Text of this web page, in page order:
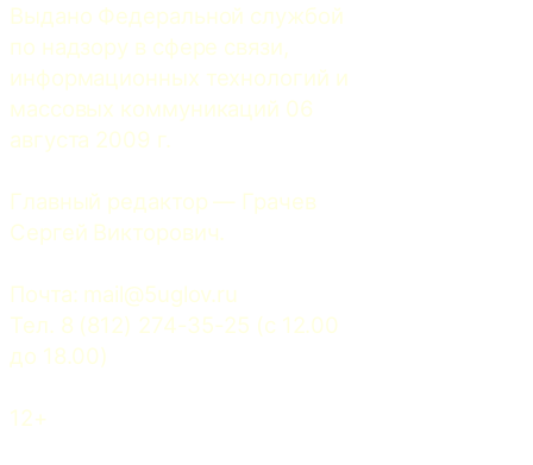
Выдано Федеральной службой
по надзору в сфере связи,
информационных технологий и
массовых коммуникаций 06
августа 2009 г.
Главный редактор — Грачев
Сергей Викторович.
Почта: mail@5uglov.ru
Тел. 8 (812) 274-35-25 (c 12.00
до 18.00)
12+